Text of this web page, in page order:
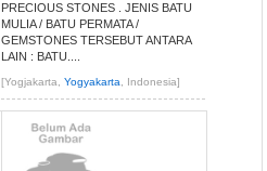
PRECIOUS STONES . JENIS BATU
MULIA / BATU PERMATA /
GEMSTONES TERSEBUT ANTARA
LAIN : BATU....
[Yogjakarta,Yogyakarta , Indonesia]